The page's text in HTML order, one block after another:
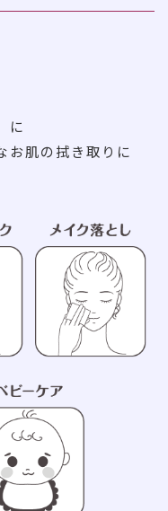
に
お肌の拭き取りに